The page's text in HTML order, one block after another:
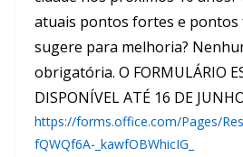
atuais pontos fortes e pontos
sugere para melhoria?
obrigatória. O FORMULÁRIO
DISPONÍVEL ATÉ 16 DE
https://forms.office.com/Pages/
fQWQf6A-_kawfOBWhicIG_